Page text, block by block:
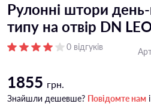
Рулонні штори день-
типу на отвір DN
0 відгуків
1855 грн.
Знайшли дешевше? Повідомте нам